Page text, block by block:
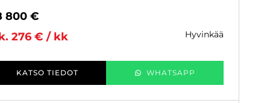
800 €
276 € / kk
hyvinkää
KATSO TIEDOT WHATSAPP